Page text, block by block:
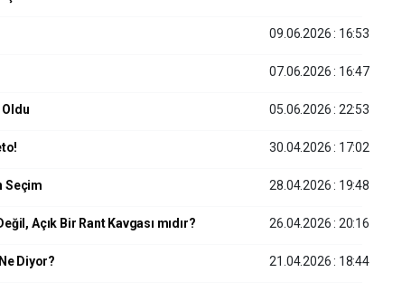
09.06.2026 : 16:53
07.06.2026 : 16:47
Oldu 05.06.2026 : 22:53
30.04.2026 : 17:02
Seçim 28.04.2026 : 19:48
Açık Bir Rant Kavgası mıdır? 26.04.2026 : 20:16
Diyor? 21.04.2026 : 18:44